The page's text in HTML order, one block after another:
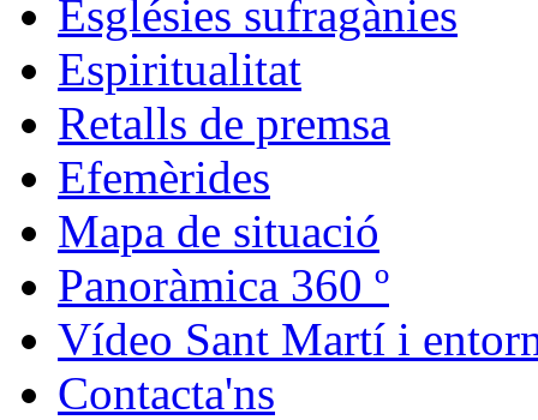
Esglésies sufragànies
Espiritualitat
Retalls de premsa
Efemèrides
Mapa de situació
Panoràmica 360 º
Vídeo Sant Martí i
Contacta'ns